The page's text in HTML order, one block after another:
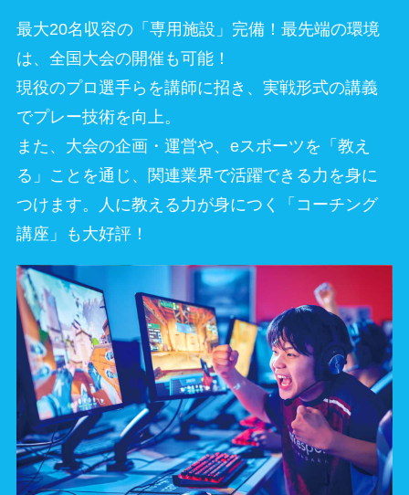
最大20名収容の「専用施設」完備！最先端の環境
は、全国大会の開催も可能！
現役のプロ選手らを講師に招き、実戦形式の講義
でプレー技術を向上。
また、大会の企画・運営や、eスポーツを「教え
る」ことを通じ、関連業界で活躍できる力を身に
つけます。人に教える力が身につく「コーチング
講座」も大好評！